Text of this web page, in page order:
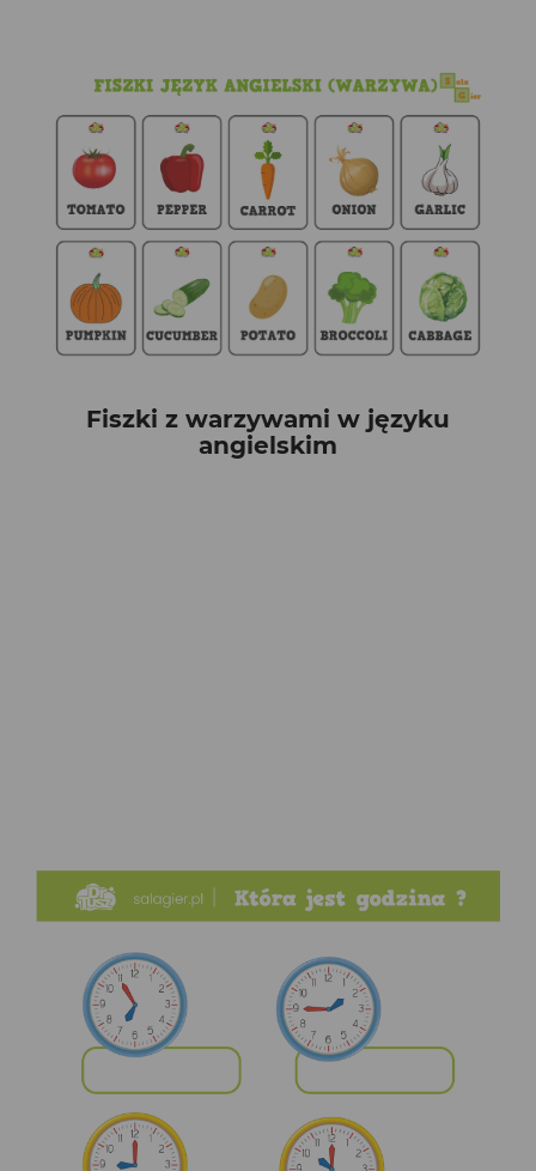
Fiszki z warzywami w języku
angielskim